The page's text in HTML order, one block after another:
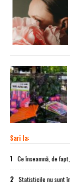
Sari la:
1 Ce înseamnă, de
2 Statisticile nu sunt